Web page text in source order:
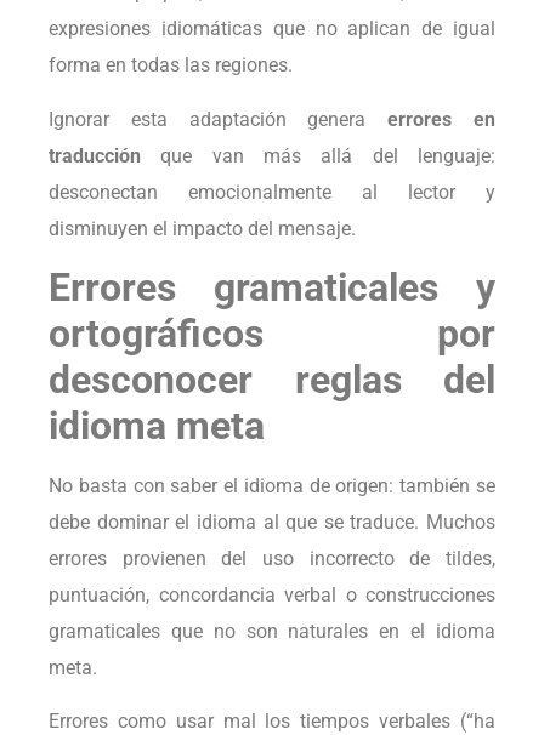
expresiones idiomáticas que no aplican de igual
forma en todas las regiones.
Ignorar esta adaptación generaerrores en
traducción que van más allá del lenguaje:
desconectan emocionalmente al lector y
disminuyen el impacto del mensaje.
Errores gramaticales y
ortográficos por
desconocer reglas del
idioma meta
No basta con saber el idioma de origen: también se
debe dominar el idioma al que se traduce. Muchos
errores provienen del uso incorrecto de tildes,
puntuación, concordancia verbal o construcciones
gramaticales que no son naturales en el idioma
meta.
Errores como usar mal los tiempos verbales (“ha